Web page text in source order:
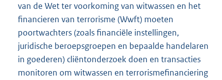
van de Wet ter voorkoming van witwassen en het
financieren van terrorisme (Wwft) moeten
poortwachters (zoals financiële instellingen,
juridische beroepsgroepen en bepaalde handelaren
in goederen) cliëntonderzoek doen en transacties
monitoren om witwassen en terrorismefinanciering